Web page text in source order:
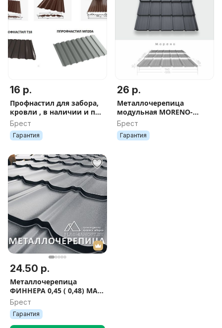
16 р.
Профнастил для забора,
кровли , в наличии и под
заказ
Брест
Гарантия
26 р.
Металлочерепица
модульная MORENO-
НОВИНКА 2026
Брест
Гарантия
24.50 р.
Металлочерепица
ФИННЕРА 0,45 ( 0,48) МАТ
( металлическая
черепица )
Брест
Гарантия